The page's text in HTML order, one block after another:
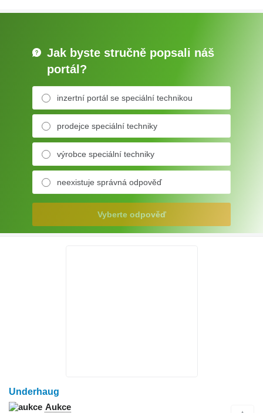
Jak byste stručně popsali náš
portál?
inzertní portál se speciální technikou
prodejce speciální techniky
výrobce speciální techniky
neexistuje správná odpověď
Vyberte odpověď
Underhaug
Aukce